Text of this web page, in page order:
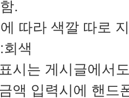
.
따라 색깔 따로
색
시는 게시글에서
액 입력시에 핸드